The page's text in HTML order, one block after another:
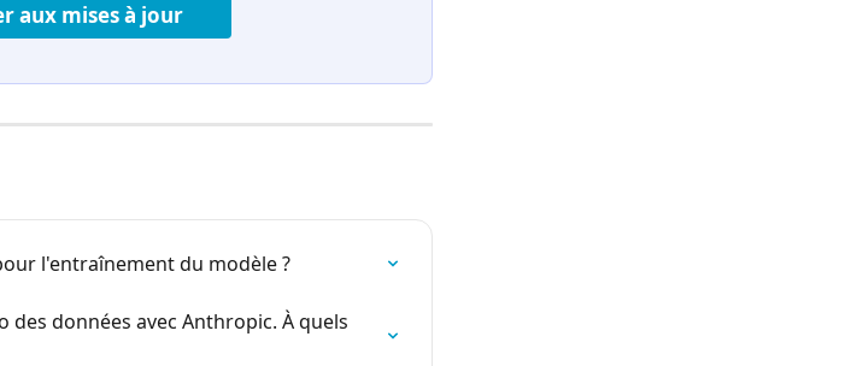
aux mises à jour
l'entraînement du modèle ?
des données avec Anthropic. À quels